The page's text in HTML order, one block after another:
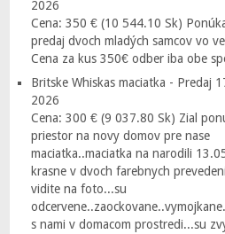
2026
Cena: 350 € (10 544.10 Sk)
predaj dvoch mladých samcov vo
Cena za kus 350€ odber iba obe
Britske Whiskas maciatka - Predaj
2026
Cena: 300 € (9 037.80 Sk) Zial
priestor na novy domov pre nase
maciatka..maciatka na narodili
krasne v dvoch farebnych
vidite na foto...su
s nami v domacom prostredi...su